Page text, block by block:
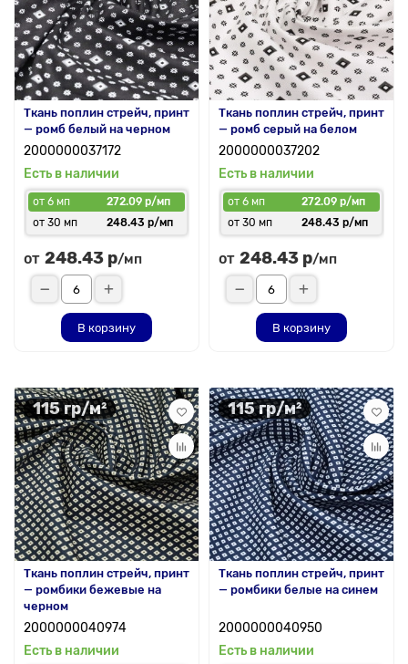
Ткань поплин стрейч, принт
— ромб белый на черном
2000000037172
Есть в наличии
от 6 мп
272.09 р/мп
от 30 мп
248.43 р/мп
от 248.43 р/мп
В корзину
Ткань поплин стрейч, принт
— ромб серый на белом
2000000037202
Есть в наличии
от 6 мп
272.09 р/мп
от 30 мп
248.43 р/мп
от 248.43 р/мп
В корзину
115 гр/м²
Ткань поплин стрейч, принт
— ромбики бежевые на
черном
2000000040974
Есть в наличии
115 гр/м²
Ткань поплин стрейч, принт
— ромбики белые на синем
2000000040950
Есть в наличии